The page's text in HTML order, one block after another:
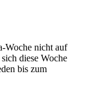
Woche nicht auf
diese Woche
bis zum